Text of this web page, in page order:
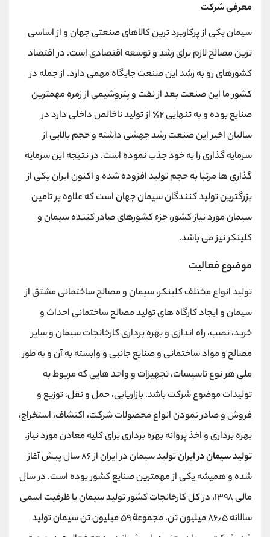
معرفی شرکت
سیمان یکی از پرکاربرد ترین کالاهای صنعتی جهان و از اساسی
ترین مصالح لازم برای رشد و توسعه اقتصادی است. در اقتصاد
کشورهای رو به رشد این صنعت جایگاه مهمی دارد. از جمله در
کشور ما این صنعت بعد از نفت و پتروشیمی از زمره مهمترین
صنایع بوده و به تنهایی ۲٪ از تولید ناخالص داخلی دارد در
سالیان اخیر این صنعت رشد جهشی داشته و حجم بالایی از
سرمایه گذاری را به خود جذب نموده است. در نتیجه این سرمایه
گذاری ها مرتبا به حجم تولید افزوده شده و اکنون ایران یکی از
بزرگترین تولید کنندگان سیمان جهان است که علاوه بر تامین
سیمان مورد نیاز کشور، جزء کشورهای صادر کننده سیمان و
کلینکر نیز می باشد.
موضوع فعالیت
تولید انواع مختلف کلینکر، سیمان و مصالح ساختمانی مشتق از
سیمان و ایجاد کارگاه های تولید مصالح ساختمانی احداث و
خرید، نصب، راه اندازی و بهره برداری کارخانجات سیمان و سایر
مصالح و مواد ساختمانی و صنایع جانبی و وابسته به آن و به طور
ملی هر نوع تاسیسات، تجهیزات و واحد هایی که مربوط به
تولیدات موضوع شرکت باشد. بازاریابی، حمل و نقل، توزیع و
فروش و صادر نمودن انواع محصولات شرکت، اکتشاف، استخراج،
بهره برداری و اخذ پروانه بهره برداری برای کلیه معادن مورد نیاز.
تولید سیمان در ایران
تولید سیمان در ایران از ۸۶ سال پیش آغاز
شده و همیشه یکی از مهمترین صنایع کشور بوده است. در سال
مالی ۱۳۹۸، در کل کارخانجات کشور تولید سیمان با ظرفیت اسمی
سالانه ۸۶٫۵ میلیون تن، مجموعة ۵۹ میلیون تن سیمان تولید